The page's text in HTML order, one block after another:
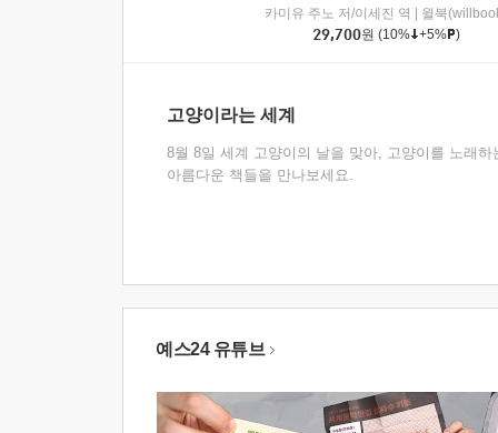
카미유 주노 저/이세진 역
윌북
29,700원 (10% +5% )
고양이라는 세계
8월 8일 세계 고양이의 날을 맞아, 고양이를 노래하
아름다운 책들을 만나보세요.
예스24 유튜브